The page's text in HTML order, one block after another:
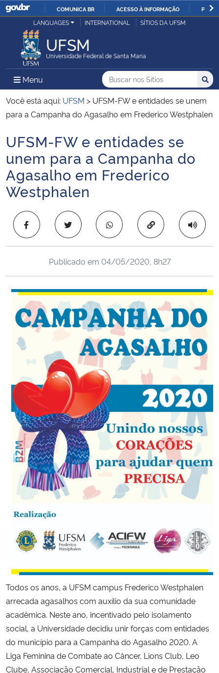
IR
COMUNICA BR ACESSO À INFORMAÇÃO
Ministério da Justiça e Segurança Pública
Ministério da Defesa
Ministério das Relações Exteriores
Ministério da Infraestrutura
Ministério da Agricultura, Pecuária e Abastecimento
Ministério da Educação
Ministério da Cidadania
Ministério de Minas e Energia
Ministério da Ciência, Tecnologia, Inovações e Comunicações
Ministério do Meio Ambiente
Ministério do Turismo
Ministério do Desenvolvimento Regional
Controladoria-Geral da União
Ministério da Mulher, da Família e dos Direitos Humanos
Secretaria-Geral
Secretaria de Governo
Gabinete de Segurança Institucional
Advocacia-Geral da União
Planalto
LANGUAGES INTERNATIONAL SÍTIOS DA UFSM
UFSM
Universidade Federal de Santa Maria
Menu Menu Principal do Sítio
Busca
Buscar no nos Sítios
Busca:
Você está aqui: UFSM > UFSM-FW e entidades se unem
para a Campanha do Agasalho em Frederico Westphalen
Início do conteúdo
UFSM-FW e entidades se
unem para a Campanha do
Agasalho em Frederico
Westphalen
Copiar para área
Publicado em 04/05/2020, 8h27
Todos os anos, a UFSM campus Frederico Westphalen
arrecada agasalhos com auxílio da sua comunidade
acadêmica. Neste ano, incentivado pelo isolamento
social, a Universidade decidiu unir forças com entidades
do município para a Campanha do Agasalho 2020. A
Liga Feminina de Combate ao Câncer, Lions Club, Leo
Clube, Associação Comercial, Industrial e de Prestação